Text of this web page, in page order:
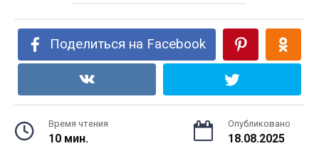
Поделиться на Facebook
Время чтения
10 мин.
Опубликовано
18.08.2025